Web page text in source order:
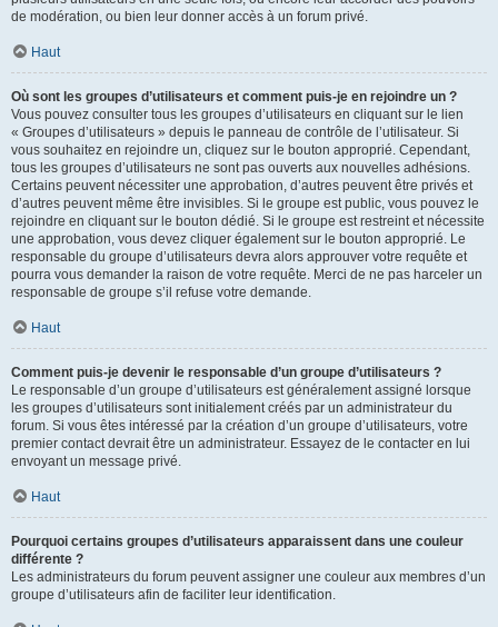
de modération, ou bien leur donner accès à un forum privé.
Haut
Où sont les groupes d’utilisateurs et comment puis-je en rejoindre un ?
Vous pouvez consulter tous les groupes d’utilisateurs en cliquant sur le lien
« Groupes d’utilisateurs » depuis le panneau de contrôle de l’utilisateur. Si
vous souhaitez en rejoindre un, cliquez sur le bouton approprié. Cependant,
tous les groupes d’utilisateurs ne sont pas ouverts aux nouvelles adhésions.
Certains peuvent nécessiter une approbation, d’autres peuvent être privés et
d’autres peuvent même être invisibles. Si le groupe est public, vous pouvez le
rejoindre en cliquant sur le bouton dédié. Si le groupe est restreint et nécessite
une approbation, vous devez cliquer également sur le bouton approprié. Le
responsable du groupe d’utilisateurs devra alors approuver votre requête et
pourra vous demander la raison de votre requête. Merci de ne pas harceler un
responsable de groupe s’il refuse votre demande.
Haut
Comment puis-je devenir le responsable d’un groupe d’utilisateurs ?
Le responsable d’un groupe d’utilisateurs est généralement assigné lorsque
les groupes d’utilisateurs sont initialement créés par un administrateur du
forum. Si vous êtes intéressé par la création d’un groupe d’utilisateurs, votre
premier contact devrait être un administrateur. Essayez de le contacter en lui
envoyant un message privé.
Haut
Pourquoi certains groupes d’utilisateurs apparaissent dans une couleur
différente ?
Les administrateurs du forum peuvent assigner une couleur aux membres d’un
groupe d’utilisateurs afin de faciliter leur identification.